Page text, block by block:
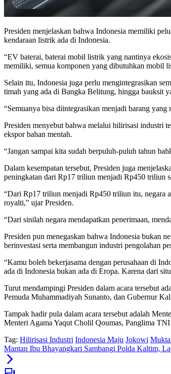
Presiden menjelaskan bahwa Indonesia memiliki
kendaraan listrik ada di Indonesia.
“EV baterai, baterai mobil listrik yang nantinya
memiliki, semua komponen yang dibutuhkan mobil
Selain itu, Indonesia juga perlu mengintegrasikan
timah yang ada di Bangka Belitung, hingga bauksit
“Semuanya bisa diintegrasikan menjadi barang
Presiden menyebut bahwa melalui hilirisasi industri
ekspor bahan mentah.
“Jangan sampai kita sudah berpuluh-puluh tahun
Dalam kesempatan tersebut, Presiden juga
peningkatan dari Rp17 triliun menjadi Rp450 triliun
“Dari Rp17 triliun menjadi Rp450 triliun itu, negara
royalti,” ujar Presiden.
“Dari sinilah negara mendapatkan penerimaan,
Presiden pun menegaskan bahwa Indonesia bukan
berinvestasi serta membangun industri pengolahan
“Kamu boleh bekerjasama dengan perusahaan di
ada di Indonesia bukan ada di Eropa. Karena dari
Turut mendampingi Presiden dalam acara tersebut
Pemuda Muhammadiyah Sunanto, dan Gubernur
Tampak hadir pula dalam acara tersebut adalah
Menteri Agama Yaqut Cholil Qoumas, Panglima
Tag: Hilirisasi Industri Indonesia Maju Jokowi
Mantan Ibu Bhayangkari Sambangi Polda Kaltim,